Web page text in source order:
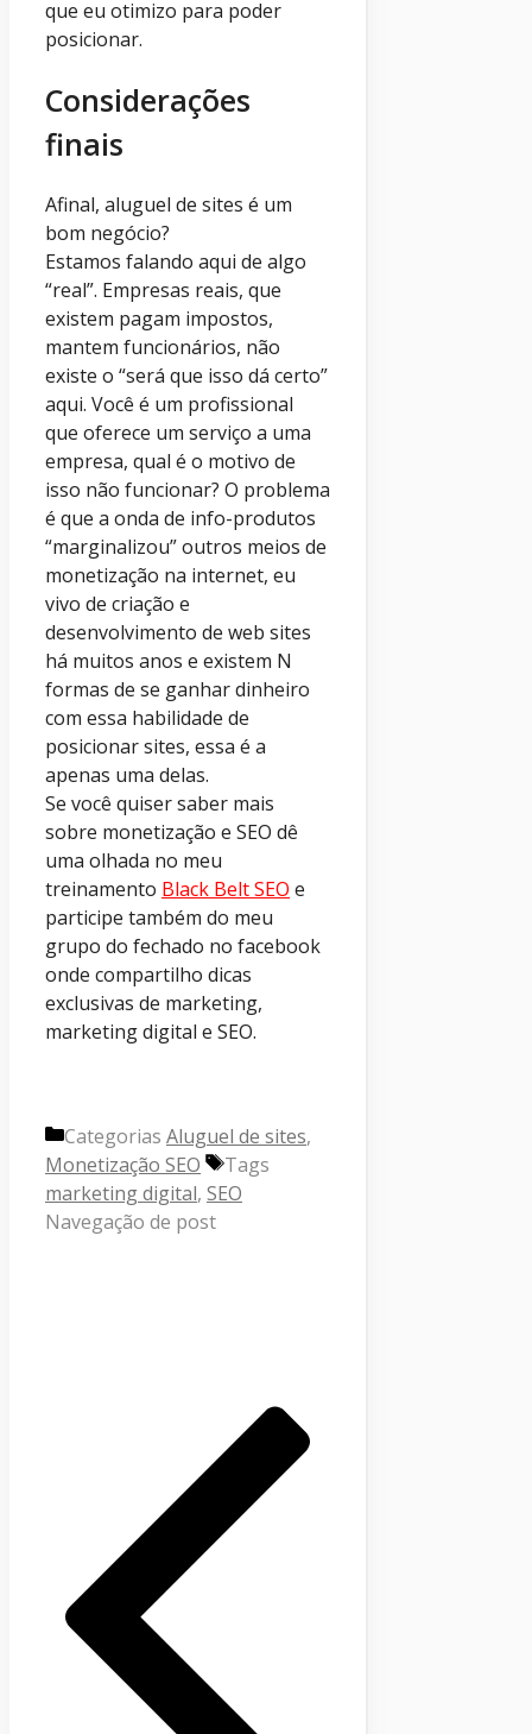
que eu otimizo para poder
posicionar.
Considerações
finais
Afinal, aluguel de sites é um
bom negócio?
Estamos falando aqui de algo
“real”. Empresas reais, que
existem pagam impostos,
mantem funcionários, não
existe o “será que isso dá certo”
aqui. Você é um profissional
que oferece um serviço a uma
empresa, qual é o motivo de
isso não funcionar? O problema
é que a onda de info-produtos
“marginalizou” outros meios de
monetização na internet, eu
vivo de criação e
desenvolvimento de web sites
há muitos anos e existem N
formas de se ganhar dinheiro
com essa habilidade de
posicionar sites, essa é a
apenas uma delas.
Se você quiser saber mais
sobre monetização e SEO dê
uma olhada no meu
treinamento Black Belt SEO e
participe também do meu
grupo do fechado no facebook
onde compartilho dicas
exclusivas de marketing,
marketing digital e SEO.
Categorias Aluguel de sites,
Monetização SEO
Tags
marketing digital, SEO
Navegação de post